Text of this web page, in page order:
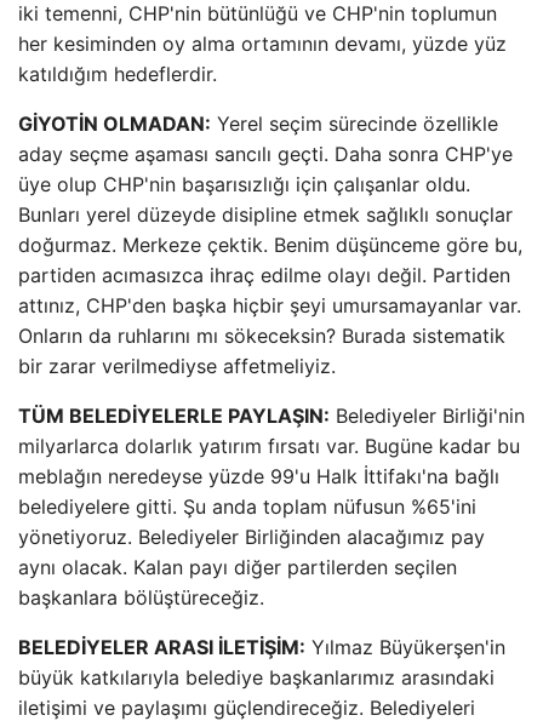
iki temenni, CHP'nin bütünlüğü ve CHP'nin toplumun
her kesiminden oy alma ortamının devamı, yüzde yüz
katıldığım hedeflerdir.
GİYOTİN OLMADAN: Yerel seçim sürecinde özellikle
aday seçme aşaması sancılı geçti. Daha sonra CHP'ye
üye olup CHP'nin başarısızlığı için çalışanlar oldu.
Bunları yerel düzeyde disipline etmek sağlıklı sonuçlar
doğurmaz. Merkeze çektik. Benim düşünceme göre bu,
partiden acımasızca ihraç edilme olayı değil. Partiden
attınız, CHP'den başka hiçbir şeyi umursamayanlar var.
Onların da ruhlarını mı sökeceksin? Burada sistematik
bir zarar verilmediyse affetmeliyiz.
TÜM BELEDİYELERLE PAYLAŞIN: Belediyeler Birliği'nin
milyarlarca dolarlık yatırım fırsatı var. Bugüne kadar bu
meblağın neredeyse yüzde 99'u Halk İttifakı'na bağlı
belediyelere gitti. Şu anda toplam nüfusun %65'ini
yönetiyoruz. Belediyeler Birliğinden alacağımız pay
aynı olacak. Kalan payı diğer partilerden seçilen
başkanlara bölüştüreceğiz.
BELEDİYELER ARASI İLETİŞİM: Yılmaz Büyükerşen'in
büyük katkılarıyla belediye başkanlarımız arasındaki
iletişimi ve paylaşımı güçlendireceğiz. Belediyeleri